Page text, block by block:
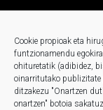
Cookie propioak eta
funtzionamendu
ohituretatik (adibidez,
oinarritutako publizitate
ditzakezu "Onartzen
onartzen" botoia